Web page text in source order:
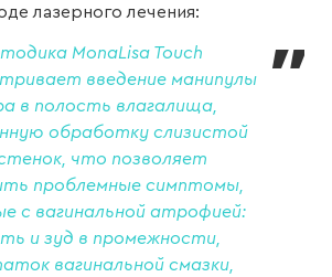
лазерного лечения:
MonaLisa Touch
введение манипулы
в полость влагалища,
обработку слизистой
что позволяет
проблемные симптомы,
с вагинальной атрофией:
и зуд в промежности,
вагинальной смазки,